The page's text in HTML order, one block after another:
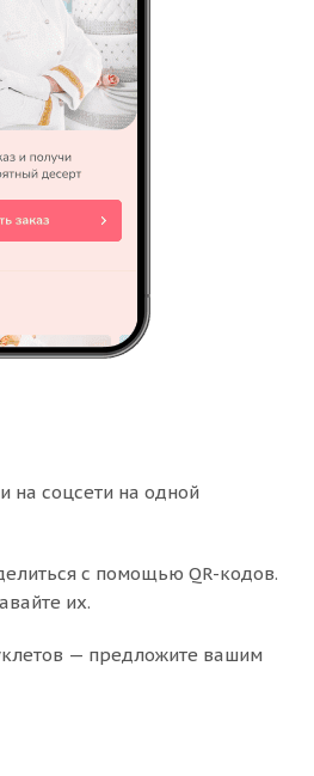
на соцсети на одной
с помощью QR-кодов.
их.
— предложите вашим